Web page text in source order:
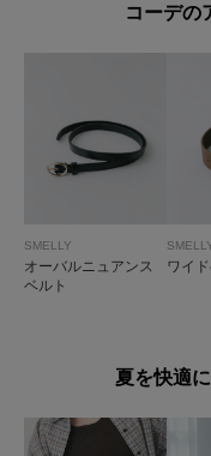
コーデの
SMELLY
オーバルニュアンス
ベルト
ワイ
夏を快適